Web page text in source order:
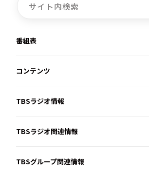
番組表
コンテンツ
TBSラジオ情報
TBSラジオ関連情報
TBSグループ関連情報